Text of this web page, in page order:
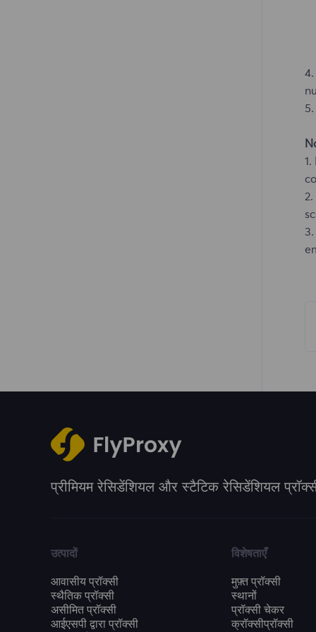
प्रीमियम रेसिडेंशियल और स्टैटिक रेसिडेंशियल
उत्पादों
आवासीय प्रॉक्सी
स्थैतिक प्रॉक्सी
असीमित प्रॉक्सी
आईएसपी द्वारा प्रॉक्सी
विशेषताएँ
मुफ़्त प्रॉक्सी
स्थानों
प्रॉक्सी चेकर
क्रॉक्सीप्रॉक्सी